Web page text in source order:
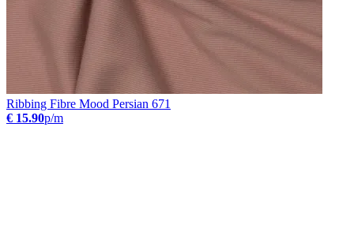
Ribbing Fibre Mood Persian 671
€ 15.90p/m